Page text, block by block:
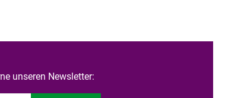
unseren Newsletter: